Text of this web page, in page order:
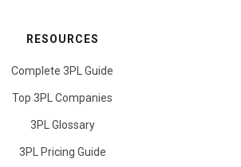
RESOURCES
Complete 3PL Guide
Top 3PL Companies
3PL Glossary
3PL Pricing Guide